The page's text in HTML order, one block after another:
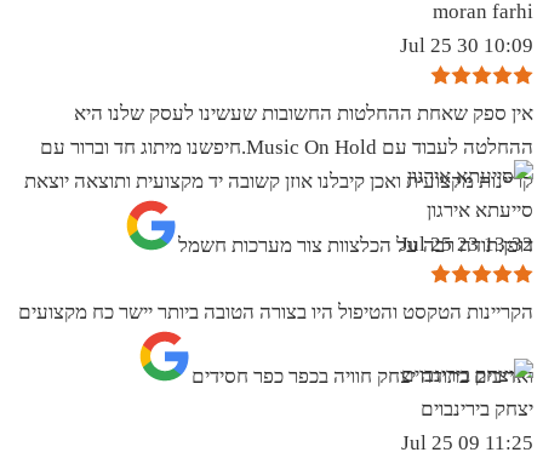
moran farhi
10:09 30 Jul 25
אין ספק שאחת ההחלטות החשובות שעשינו לעסק שלנו היא
ההחלטה לעבוד עם Music On Hold.חיפשנו מיתוג חד וברור עם
קריינות מקצועית ואכן קיבלנו אוזן קשובה יד מקצועית ותוצאה יוצאת
דופן.תודה רבה על הכלצוות צור מערכות חשמל
סייעתא אירגון
13:32 23 Jul 25
הקריינות הטקסט והטיפול היו בצורה הטובה ביותר יישר כח מקצועים
ואדיבים בתודה יצחק חוויה בכפר כפר חסידים
יצחק בירינבוים
11:25 09 Jul 25